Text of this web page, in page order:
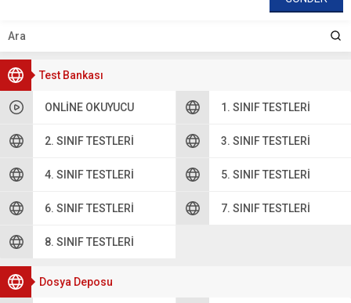
Test Bankası
ONLINE OKUYUCU 1. SINIF TESTLERI
2. SINIF TESTLERI 3. SINIF TESTLERI
4. SINIF TESTLERI 5. SINIF TESTLERI
6. SINIF TESTLERI 7. SINIF TESTLERI
8. SINIF TESTLERI
Dosya Deposu